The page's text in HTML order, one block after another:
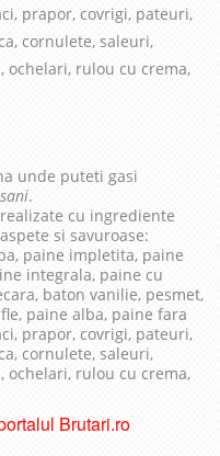
prapor, covrigi, pateuri,
cornulete, saleuri,
ochelari, rulou cu crema,
unde puteti gasi
.
cu ingrediente
si savuroase:
paine impletita, paine
integrala, paine cu
baton vanilie, pesmet,
paine alba, paine fara
prapor, covrigi, pateuri,
cornulete, saleuri,
ochelari, rulou cu crema,
Brutari.ro